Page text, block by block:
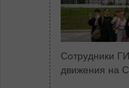
Сотрудники
движения на